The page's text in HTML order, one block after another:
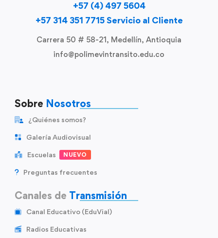
+57 (4) 497 5604
+57 314 351 7715 Servicio al Cliente
Carrera 50 # 58-21, Medellín, Antioquia
info@polimevintransito.edu.co
Sobre Nosotros
¿Quiénes somos?
Galería Audiovisual
Escuelas NUEVO
Preguntas frecuentes
Canales de Transmisión
Canal Educativo (EduVial)
Radios Educativas